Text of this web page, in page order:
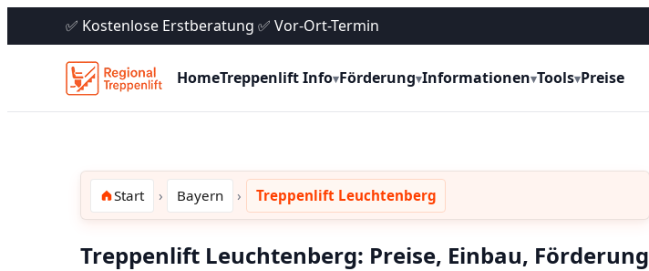
✅ Kostenlose Erstberatung ✅ Vor-Ort-Termin
HomeTreppenlift Info▾Förderung▾Informationen▾Tools▾Preise
Start Bayern Treppenlift Leuchtenberg
Treppenlift Leuchtenberg: Preise, Einbau, Förderung